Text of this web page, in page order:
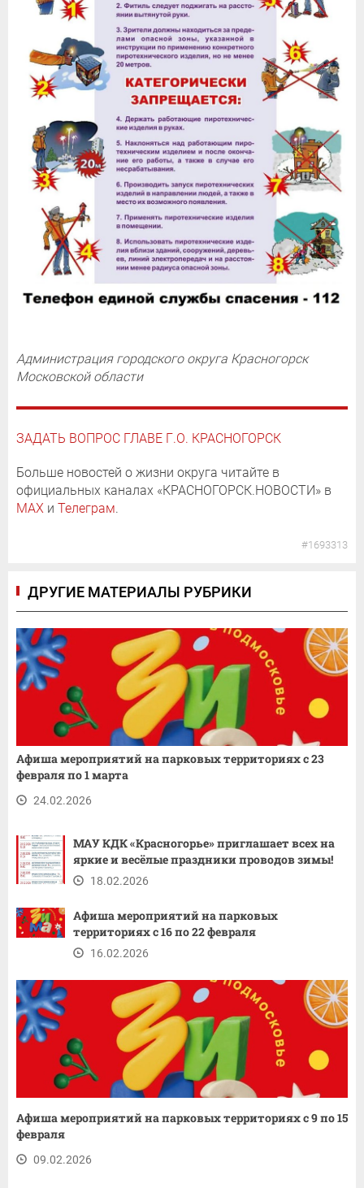
Администрация городского округа Красногорск
Московской области
ЗАДАТЬ ВОПРОС ГЛАВЕ Г.О. КРАСНОГОРСК
Больше новостей о жизни округа читайте в
официальных каналах «КРАСНОГОРСК.НОВОСТИ» в
MAX и Телеграм.
#1693313
ДРУГИЕ МАТЕРИАЛЫ РУБРИКИ
Афиша мероприятий на парковых территориях с 23
февраля по 1 марта
24.02.2026
МАУ КДК «Красногорье» приглашает всех на
яркие и весёлые праздники проводов зимы!
18.02.2026
Афиша мероприятий на парковых
территориях с 16 по 22 февраля
16.02.2026
Афиша мероприятий на парковых территориях с 9 по 15
февраля
09.02.2026